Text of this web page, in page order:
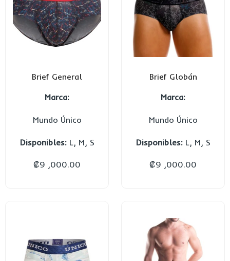
Brief General
Marca:
Mundo Único
Disponibles:L, M, S
₡9 ,000.00
Brief Globán
Marca:
Mundo Único
Disponibles:L, M, S
₡9 ,000.00